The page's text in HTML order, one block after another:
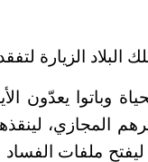
الزيارة
وباتوا يعدّون
المجازي،
ليفتح ملفات الفساد